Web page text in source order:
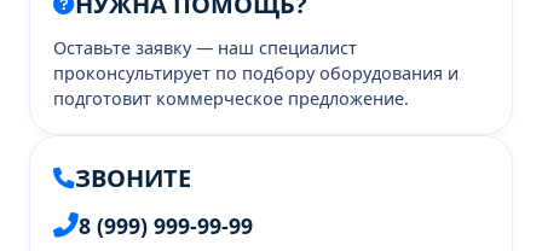
Оставьте заявку — наш специалист
проконсультирует по подбору оборудования и
подготовит коммерческое предложение.
ЗВОНИТЕ
8 (999) 999-99-99